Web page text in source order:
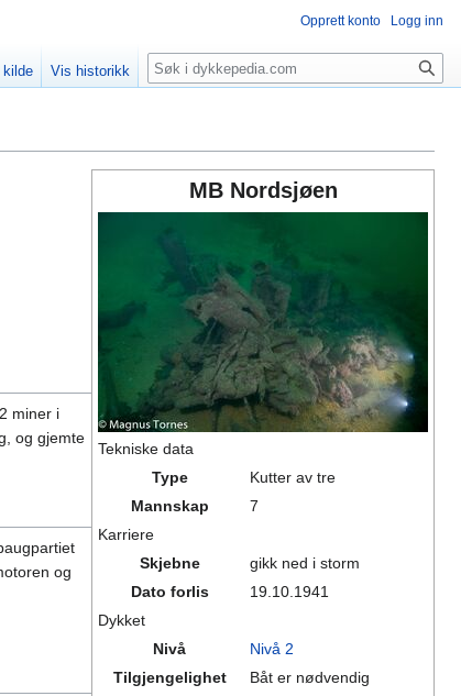
MB Nordsjøen
Tekniske data
Type
Kutter av tre
Mannskap
7
Karriere
Skjebne
gikk ned i storm
Dato forlis
19.10.1941
Dykket
Nivå
Nivå 2
Tilgjengelighet
Båt er nødvendig
miner i
og gjemte
og
Opprett konto Logg inn
Vis historikk Søk